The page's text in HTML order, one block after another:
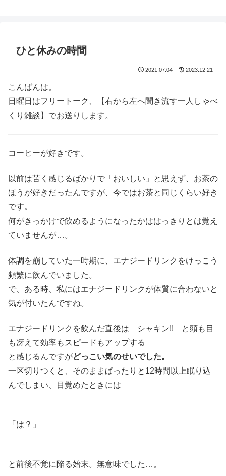
ひと休みの時間
2021.07.04 2023.12.21
こんばんは。
日曜日はフリートーク、【右から左へ聞き流す一人しゃべ
くり雑談】でお送りします。
コーヒーが好きです。
以前は苦く感じるばかりで「おいしい」と思えず、お茶の
ほうが好きだったんですが、今ではお茶と同じくらい好き
です。
何がきっかけで飲めるようになったかははっきりとは覚え
ていませんが…。
体調を崩していた一時期に、エナジードリンクをけっこう
頻繁に飲んでいました。
で、ある時、私にはエナジードリンクが体質に合わないと
気が付いたんですね。
エナジードリンクを飲んだ直後は シャキン!! と頭も目
も冴えて効率もスピードもアップする
と感じるんですがどっこい気のせいでした。
一区切りつくと、そのままぱったりと12時間以上眠り込
んでしまい、目覚めたときには
「は？」
と前後不覚に陥る始末。無意味でした…。